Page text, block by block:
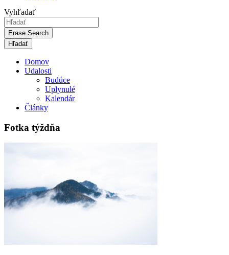
Vyhľadať
Erase Search
Domov
Udalosti
Budúce
Uplynulé
Kalendár
Články
Fotka týždňa